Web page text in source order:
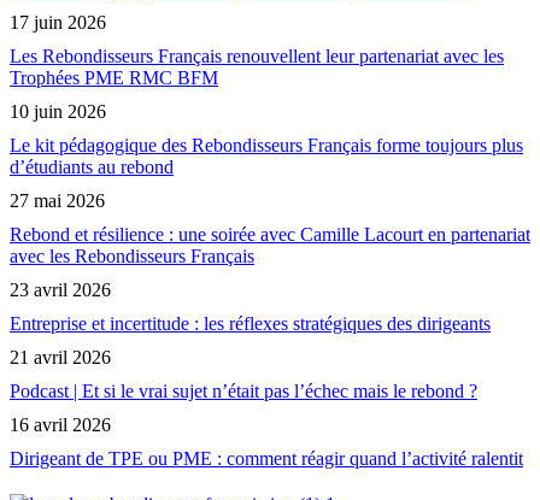
17 juin 2026
Les Rebondisseurs Français renouvellent leur partenariat avec les
Trophées PME RMC BFM
10 juin 2026
Le kit pédagogique des Rebondisseurs Français forme toujours plus
d’étudiants au rebond
27 mai 2026
Rebond et résilience : une soirée avec Camille Lacourt en partenariat
avec les Rebondisseurs Français
23 avril 2026
Entreprise et incertitude : les réflexes stratégiques des dirigeants
21 avril 2026
Podcast | Et si le vrai sujet n’était pas l’échec mais le rebond ?
16 avril 2026
Dirigeant de TPE ou PME : comment réagir quand l’activité ralentit